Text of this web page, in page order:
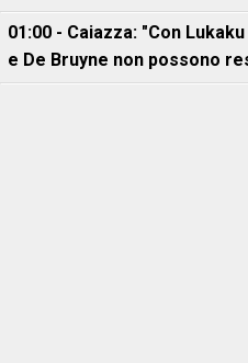
01:00 - Caiazza: "Con
e De Bruyne non possono